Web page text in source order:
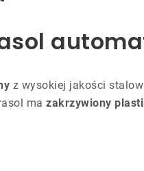
z wysokiej jakości
ma zakrzywiony